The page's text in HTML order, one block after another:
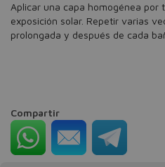
Aplicar una capa homogénea por
exposición solar. Repetir varias
prolongada y después de cada
Compartir